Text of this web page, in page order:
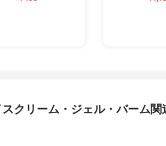
スクリーム・ジェル・バーム